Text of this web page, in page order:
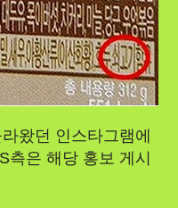
왔던 인스타그램에
측은 해당 홍보 게시